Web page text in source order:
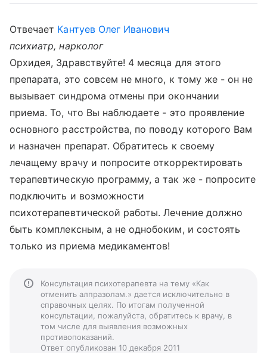
Отвечает Кантуев Олег Иванович
психиатр, нарколог
Орхидея, Здравствуйте! 4 месяца для этого
препарата, это совсем не много, к тому же - он не
вызывает синдрома отмены при окончании
приема. То, что Вы наблюдаете - это проявление
основного расстройства, по поводу которого Вам
и назначен препарат. Обратитесь к своему
лечащему врачу и попросите откорректировать
терапевтическую программу, а так же - попросите
подключить и возможности
психотерапевтической работы. Лечение должно
быть комплексным, а не однобоким, и состоять
только из приема медикаментов!
Консультация психотерапевта на тему «Как
отменить алпразолам.» дается исключительно в
справочных целях. По итогам полученной
консультации, пожалуйста, обратитесь к врачу, в
том числе для выявления возможных
противопоказаний.
Ответ опубликован 10 декабря 2011